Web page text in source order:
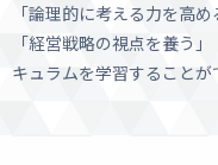
「論理的に考える力を高
「経営戦略の視点を養う
キュラムを学習することが